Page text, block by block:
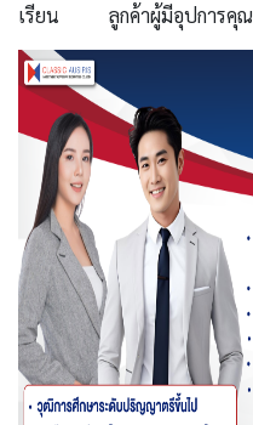
เรียน
ลูกค้าผู้มีอุปการคุ